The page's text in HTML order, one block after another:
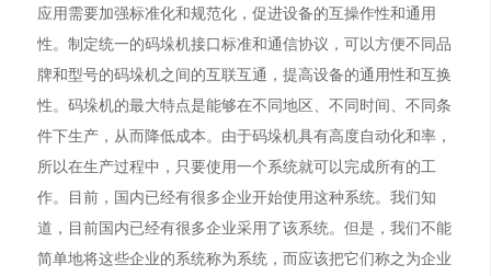
应用需要加强标准化和规范化，促进设备的互操作性和通用
性。制定统一的码垛机接口标准和通信协议，可以方便不同品
牌和型号的码垛机之间的互联互通，提高设备的通用性和互换
性。码垛机的最大特点是能够在不同地区、不同时间、不同条
件下生产，从而降低成本。由于码垛机具有高度自动化和率，
所以在生产过程中，只要使用一个系统就可以完成所有的工
作。目前，国内已经有很多企业开始使用这种系统。我们知
道，目前国内已经有很多企业采用了该系统。但是，我们不能
简单地将这些企业的系统称为系统，而应该把它们称之为企业